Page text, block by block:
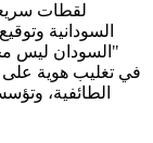
السودانية
"السودان ليس
في تغليب هوية على
الطائفية،